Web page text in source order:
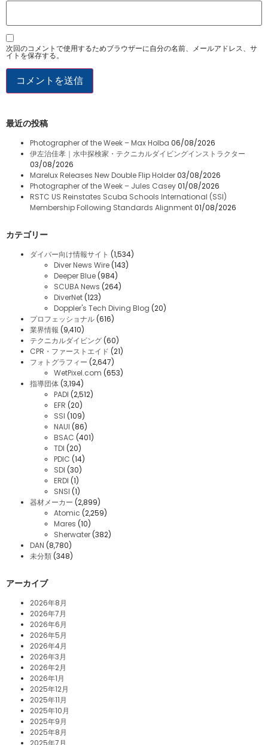
次回のコメントで使用するためブラウザーに自分の名前、メールアドレス、サ
イトを保存する。
最近の投稿
Photographer of the Week – Max Holba 06/08/2026
伊左治佳孝｜水中探検家・テクニカルダイビングインストラクター
03/08/2026
Marelux Releases New Double Flip Holder03/08/2026
Photographer of the Week – Jules Casey01/08/2026
RSTC US Reinstates Scuba Schools International (SSI)
Membership Following Standards Alignment01/08/2026
カテゴリー
ダイバー向け情報サイト (1,534)
Diver News Wire (143)
Deeper Blue (984)
SCUBA News (264)
DiverNet (123)
Doppler's Tech Diving Blog (20)
プロフェッショナル (616)
業界情報 (9,410)
テクニカルダイビング (60)
CPR・ファーストエイド (21)
フォトグラフィー (2,647)
WetPixel.com (653)
指導団体 (3,194)
PADI (2,512)
EFR (20)
SSI (109)
NAUI (86)
BSAC (401)
TDI (20)
PDIC (14)
SDI (30)
ERDI (1)
SNSI (1)
器材メーカー (2,899)
Atomic (2,259)
Mares (10)
Sherwater (382)
DAN (8,780)
未分類 (348)
アーカイブ
2026年8月
2026年7月
2026年6月
2026年5月
2026年4月
2026年3月
2026年2月
2026年1月
2025年12月
2025年11月
2025年10月
2025年9月
2025年8月
2025年7月